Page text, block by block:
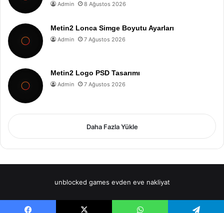
Admin 8 Ağustos 2026
Metin2 Lonca Simge Boyutu Ayarları
Admin 7 Ağustos 2026
Metin2 Logo PSD Tasarımı
Admin 7 Ağustos 2026
Daha Fazla Yükle
unblocked games evden eve nakliyat